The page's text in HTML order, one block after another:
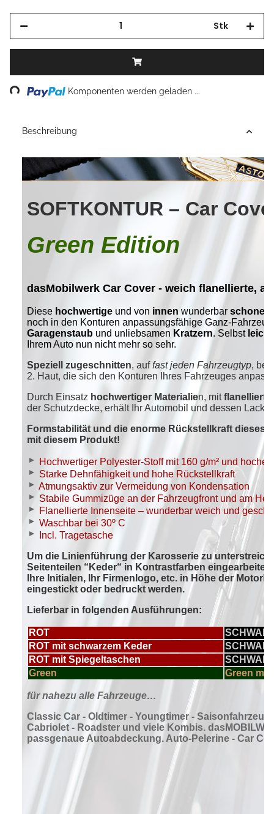
Stk
Loading... Komponenten werden geladen ...
Beschreibung